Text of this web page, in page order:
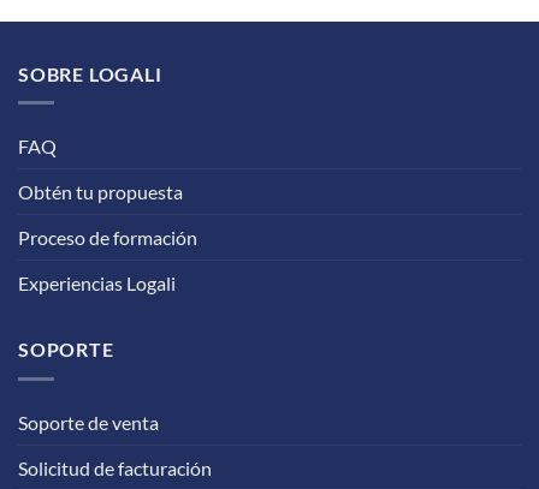
SOBRE LOGALI
FAQ
Obtén tu propuesta
Proceso de formación
Experiencias Logali
SOPORTE
Soporte de venta
Solicitud de facturación